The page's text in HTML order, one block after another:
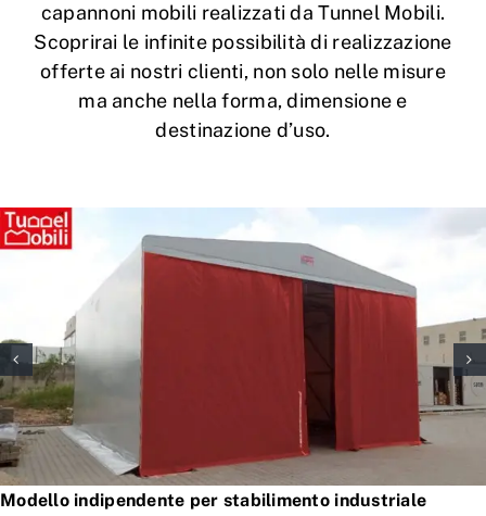
capannoni mobili realizzati da Tunnel Mobili.
Scoprirai le infinite possibilità di realizzazione
offerte ai nostri clienti, non solo nelle misure
ma anche nella forma, dimensione e
destinazione d’uso.
Modello indipendente per stabilimento industriale